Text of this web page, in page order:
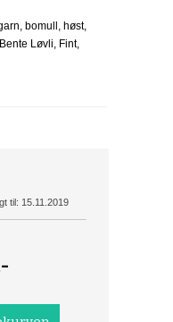
bomull, høst,
Løvli, Fint,
til: 15.11.2019